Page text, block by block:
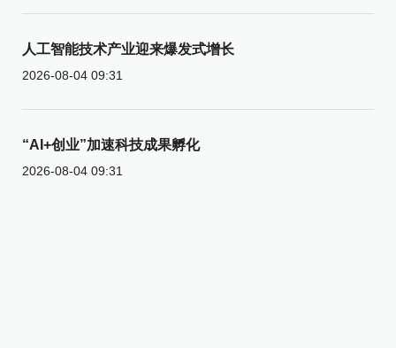
人工智能技术产业迎来爆发式增长
2026-08-04 09:31
“AI+创业”加速科技成果孵化
2026-08-04 09:31